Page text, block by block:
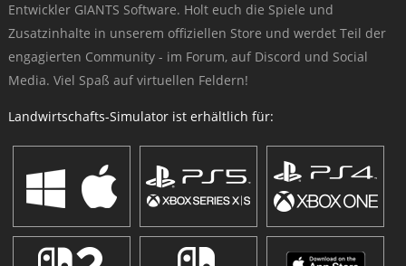
Entwickler GIANTS Software. Holt euch die Spiele und
Zusatzinhalte in unserem offiziellen Store und werdet Teil der
engagierten Community - im Forum, auf Discord und Social
Media. Viel Spaß auf virtuellen Feldern!
Landwirtschafts-Simulator ist erhältlich für: